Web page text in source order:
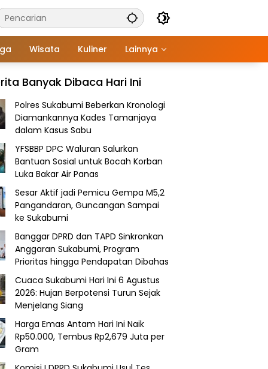
Wisata Kuliner Lainnya
Banyak Dibaca Hari Ini
Polres Sukabumi Beberkan Kronologi
Diamankannya Kades Tamanjaya
dalam Kasus Sabu
YFSBBP DPC Waluran Salurkan
Bantuan Sosial untuk Bocah Korban
Luka Bakar Air Panas
Sesar Aktif jadi Pemicu Gempa M5,2
Pangandaran, Guncangan Sampai
ke Sukabumi
Banggar DPRD dan TAPD Sinkronkan
Anggaran Sukabumi, Program
Prioritas hingga Pendapatan Dibahas
Cuaca Sukabumi Hari Ini 6 Agustus
2026: Hujan Berpotensi Turun Sejak
Menjelang Siang
Harga Emas Antam Hari Ini Naik
Rp50.000, Tembus Rp2,679 Juta per
Gram